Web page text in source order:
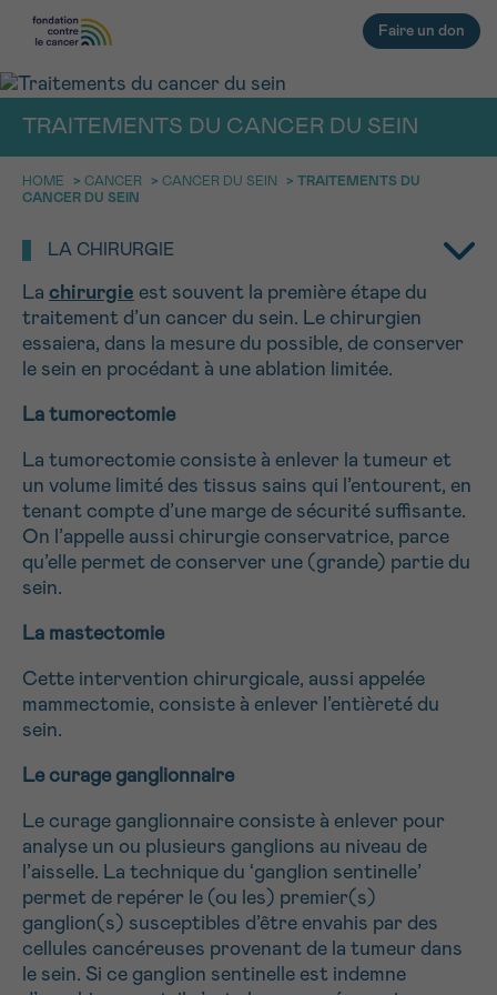
Faire un don
TRAITEMENTS DU CANCER DU SEIN
HOME > CANCER > CANCER DU SEIN > TRAITEMENTS DU
CANCER DU SEIN
LA CHIRURGIE
La chirurgie est souvent la première étape du
traitement d’un cancer du sein. Le chirurgien
essaiera, dans la mesure du possible, de conserver
le sein en procédant à une ablation limitée.
La tumorectomie
La tumorectomie consiste à enlever la tumeur et
un volume limité des tissus sains qui l’entourent, en
tenant compte d’une marge de sécurité suffisante.
On l’appelle aussi chirurgie conservatrice, parce
qu’elle permet de conserver une (grande) partie du
sein.
La mastectomie
Cette intervention chirurgicale, aussi appelée
mammectomie, consiste à enlever l’entièreté du
sein.
Le curage ganglionnaire
Le curage ganglionnaire consiste à enlever pour
analyse un ou plusieurs ganglions au niveau de
l’aisselle. La technique du ‘ganglion sentinelle’
permet de repérer le (ou les) premier(s)
ganglion(s) susceptibles d’être envahis par des
cellules cancéreuses provenant de la tumeur dans
le sein. Si ce ganglion sentinelle est indemne
E-MAIL
NOM
PAS SEUL
Des professionnels pour répondre à toutes vos
questions sur le cancer
Contactez-nous
Via le formulaire de contact
Je souhaite être rappelé.e
RETOUR
NOM
PRÉNOM
E-MAIL
VOTRE QUESTION
Je souhaite recevoir la Newsletter
RETOUR
Rendez-vous Question Coordonnées Confirmation
CHOISISSEZ L’HEURE DU RENDEZ-VOUS
13h-16h
16h-18h